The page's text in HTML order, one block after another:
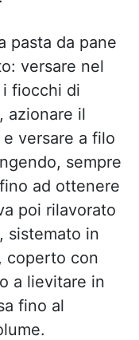
pasta da pane
versare nel
fiocchi di
azionare il
versare a filo
sempre
ad ottenere
poi rilavorato
sistemato in
coperto con
a lievitare in
fino al